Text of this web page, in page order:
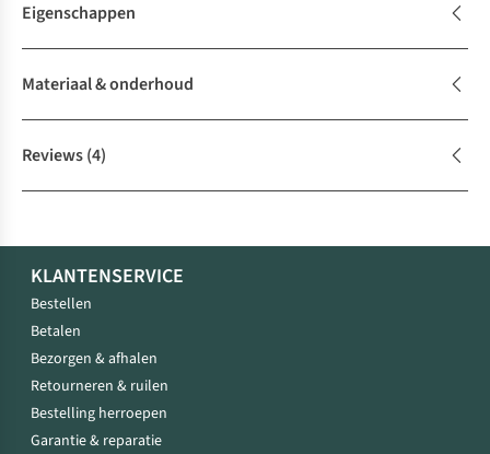
Eigenschappen
Materiaal & onderhoud
Reviews(4)
KLANTENSERVICE
Bestellen
Betalen
Bezorgen & afhalen
Retourneren & ruilen
Bestelling herroepen
Garantie & reparatie